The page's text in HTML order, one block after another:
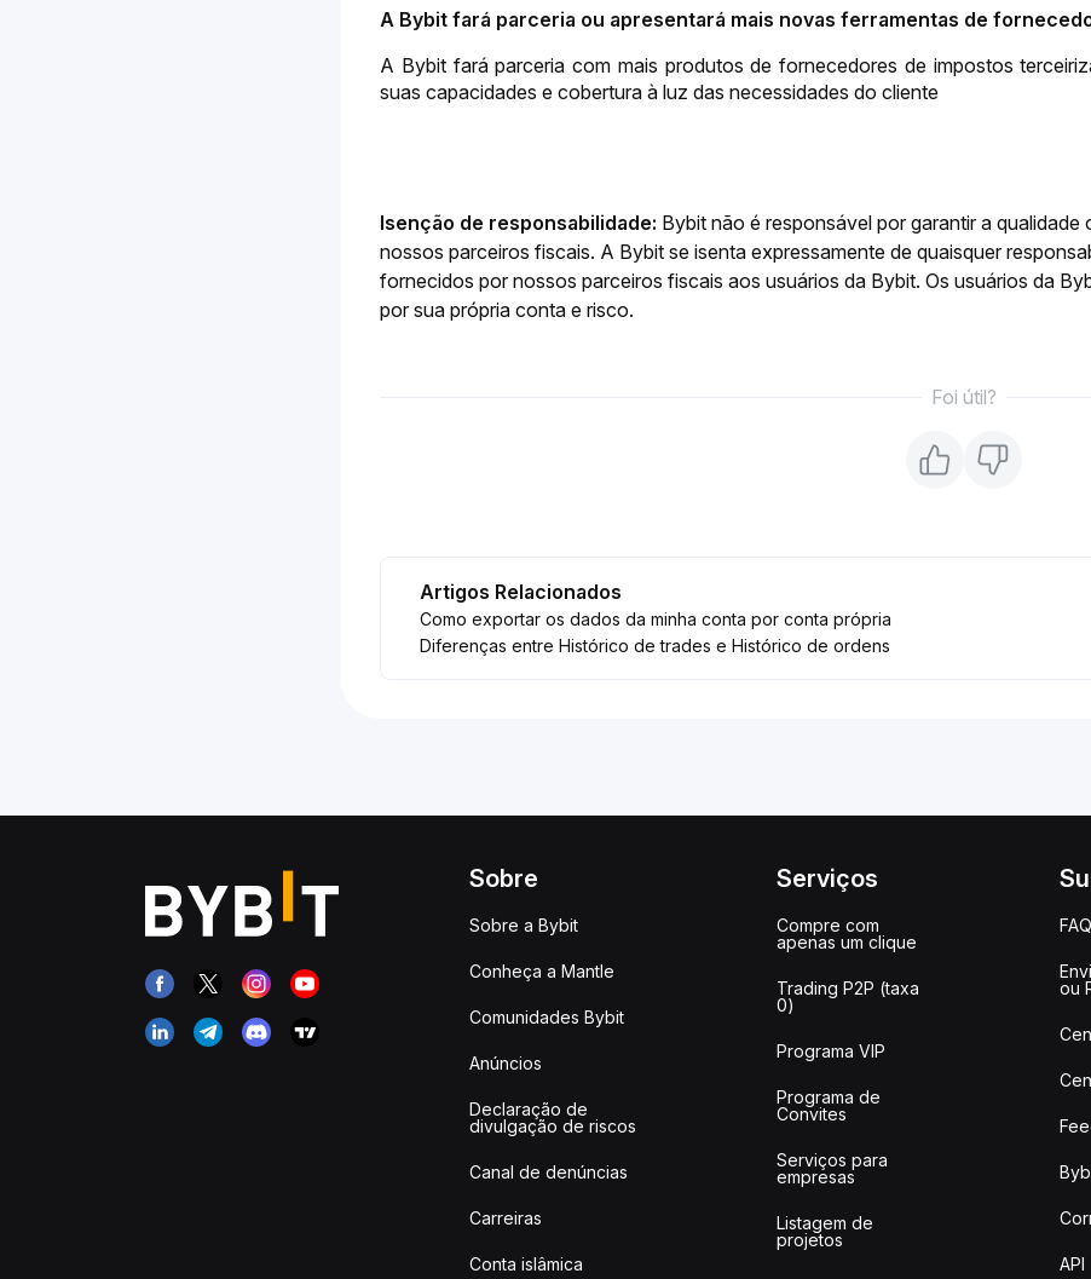
A Bybit fará parceria ou apresentará mais novas ferramentas de
A Bybit fará parceria com mais produtos de fornecedores de impostos
suas capacidades e cobertura à luz das necessidades do cliente
Isenção de responsabilidade: Bybit não é responsável por garantir a
nossos parceiros fiscais. A Bybit se isenta expressamente de quaisquer
fornecidos por nossos parceiros fiscais aos usuários da Bybit. Os usuários da
por sua própria conta e risco.
Foi útil?
Artigos Relacionados
Como exportar os dados da minha conta por conta própria
Diferenças entre Histórico de trades e Histórico de ordens
Sobre
Sobre a Bybit
Conheça a Mantle
Comunidades Bybit
Anúncios
Declaração de
divulgação de riscos
Canal de denúncias
Carreiras
Conta islâmica
Serviços
Compre com
apenas um clique
Trading P2P (taxa
0)
Programa VIP
Programa de
Convites
Serviços para
empresas
Listagem de
projetos
FAQ
ou
API